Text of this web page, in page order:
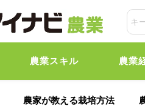
農業スキル 農業
農家が教える栽培方法